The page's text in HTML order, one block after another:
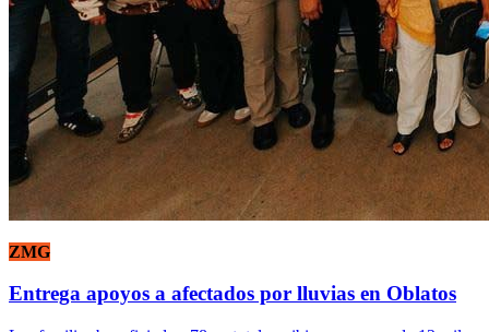
ZMG
Entrega apoyos a afectados por lluvias en Oblatos